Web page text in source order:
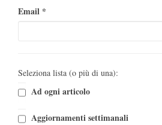
Email *
Seleziona lista (o più di una):
Ad ogni articolo
Aggiornamenti settimanali